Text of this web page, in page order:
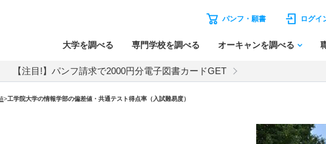
パンフ・願書 ログイ
大学を調べる 専門学校を調べる オーキャンを調べる
【注目!】パンフ請求で2000円分電子図書カードGET
>工学院大学の情報学部の偏差値・共通テスト得点率（入試難易度）